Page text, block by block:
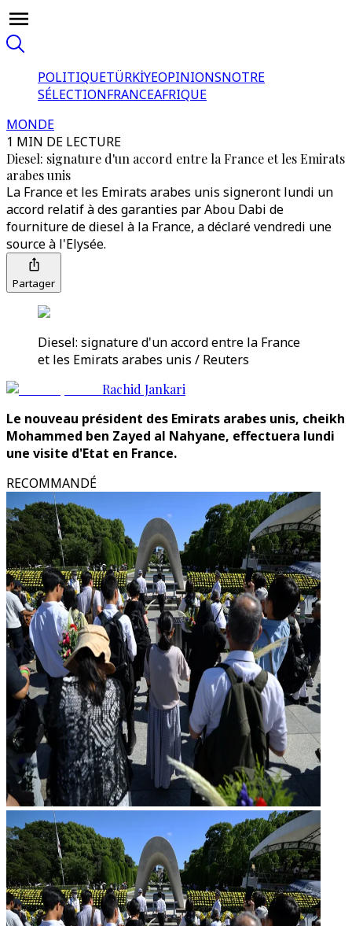
POLITIQUETÜRKİYEOPINIONSNOTRE
SÉLECTIONFRANCEAFRIQUE
MONDE
1 MIN DE LECTURE
Diesel: signature d'un accord entre la France et les Emirats
arabes unis
La France et les Emirats arabes unis signeront lundi un
accord relatif à des garanties par Abou Dabi de
fourniture de diesel à la France, a déclaré vendredi une
source à l'Elysée.
Partager
Diesel: signature d'un accord entre la France
et les Emirats arabes unis / Reuters
Rachid Jankari
Le nouveau président des Emirats arabes unis, cheikh
Mohammed ben Zayed al Nahyane, effectuera lundi
une visite d'Etat en France.
RECOMMANDÉ